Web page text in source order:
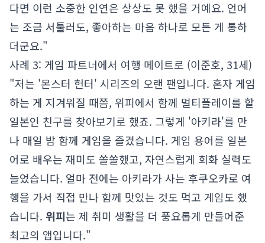
다면 이런 소중한 인연은 상상도 못 했을 거예요. 언어
는 조금 서툴러도, 좋아하는 마음 하나로 모든 게 통하
더군요."
사례 3: 게임 파트너에서 여행 메이트로 (이준호, 31세)
"저는 '몬스터 헌터' 시리즈의 오랜 팬입니다. 혼자 게임
하는 게 지겨워질 때쯤, 위피에서 함께 멀티플레이를 할
일본인 친구를 찾아보기로 했죠. 그렇게 '아키라'를 만
나 매일 밤 함께 게임을 즐겼습니다. 게임 용어를 일본
어로 배우는 재미도 쏠쏠했고, 자연스럽게 회화 실력도
늘었습니다. 얼마 전에는 아키라가 사는 후쿠오카로 여
행을 가서 직접 만나 함께 맛있는 것도 먹고 게임도 했
습니다. 위피는 제 취미 생활을 더 풍요롭게 만들어준
최고의 앱입니다."